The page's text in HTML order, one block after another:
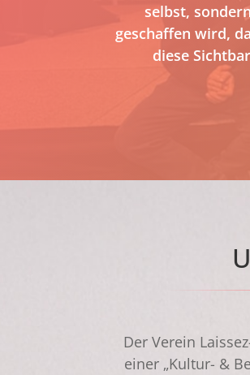
selbst,
geschaffen wird,
diese
Der Verein
einer „Kultur- &